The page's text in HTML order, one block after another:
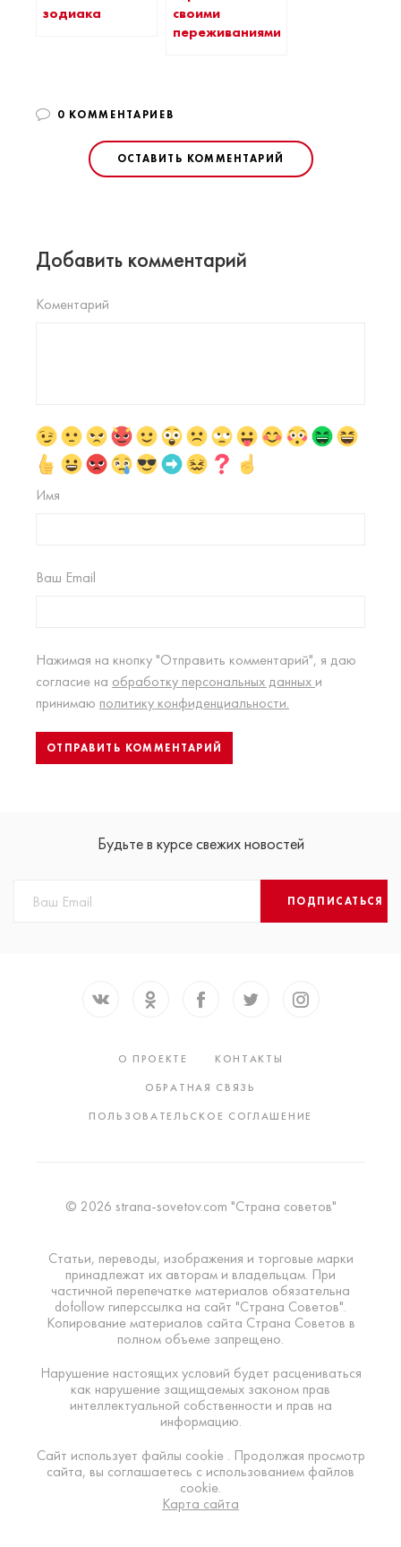
зодиака
своими
переживаниями
0 КОММЕНТАРИЕВ
ОСТАВИТЬ КОММЕНТАРИЙ
Добавить комментарий
Коментарий
Имя
Ваш Email
Нажимая на кнопку "Отправить комментарий", я даю
согласие на обработку персональных данных и
принимаю политику конфиденциальности.
Будьте в курсе свежих новостей
ПОДПИСАТЬСЯ
О ПРОЕКТЕ
КОНТАКТЫ
ОБРАТНАЯ СВЯЗЬ
ПОЛЬЗОВАТЕЛЬСКОЕ СОГЛАШЕНИЕ
© 2026 strana-sovetov.com "Страна советов"
Статьи, переводы, изображения и торговые марки
принадлежат их авторам и владельцам. При
частичной перепечатке материалов обязательна
dofollow гиперссылка на сайт "Страна Советов".
Копирование материалов сайта Страна Советов в
полном объеме запрещено.
Нарушение настоящих условий будет расцениваться
как нарушение защищаемых законом прав
интеллектуальной собственности и прав на
информацию.
Сайт использует файлы cookie . Продолжая просмотр
сайта, вы соглашаетесь с использованием файлов
cookie.
Карта сайта